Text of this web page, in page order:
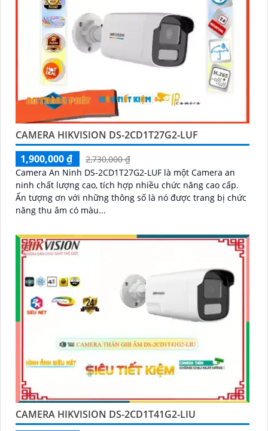
CAMERA HIKVISION DS-2CD1T27G2-LUF
1,900,000 ₫
2,730,000 ₫
Camera An Ninh DS-2CD1T27G2-LUF là một Camera an
ninh chất lượng cao, tích hợp nhiều chức năng cao cấp.
Ấn tượng ơn với những thông số là nó được trang bị chức
năng thu âm có màu...
CAMERA HIKVISION DS-2CD1T41G2-LIU